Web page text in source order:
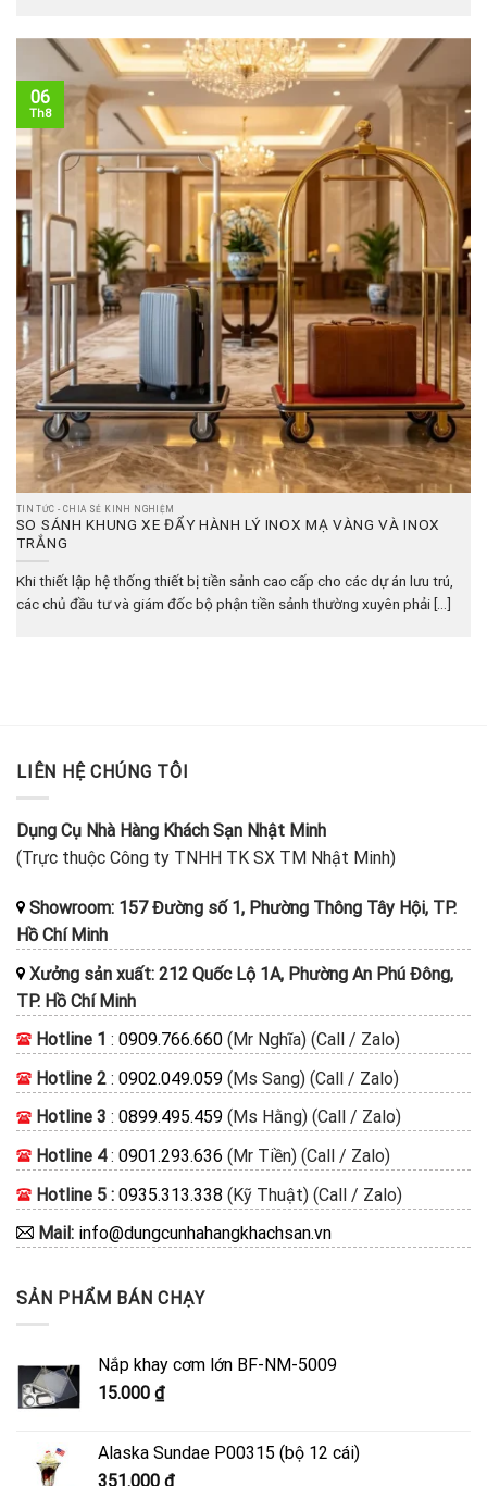
TIN TỨC - CHIA SẺ KINH NGHIỆM
SO SÁNH KHUNG XE ĐẨY HÀNH LÝ INOX MẠ VÀNG VÀ INOX
TRẮNG
Khi thiết lập hệ thống thiết bị tiền sảnh cao cấp cho các dự án lưu trú,
các chủ đầu tư và giám đốc bộ phận tiền sảnh thường xuyên phải [...]
06
Th8
LIÊN HỆ CHÚNG TÔI
Dụng Cụ Nhà Hàng Khách Sạn Nhật Minh
(Trực thuộc Công ty TNHH TK SX TM Nhật Minh)
Showroom: 157 Đường số 1, Phường Thông Tây Hội, TP.
Hồ Chí Minh
Xưởng sản xuất: 212 Quốc Lộ 1A, Phường An Phú Đông,
TP. Hồ Chí Minh
Hotline 1 : 0909.766.660 (Mr Nghĩa) (Call / Zalo)
Hotline 2 : 0902.049.059 (Ms Sang) (Call / Zalo)
Hotline 3 : 0899.495.459 (Ms Hằng) (Call / Zalo)
Hotline 4: 0901.293.636 (Mr Tiền) (Call / Zalo)
Hotline 5 : 0935.313.338 (Kỹ Thuật) (Call / Zalo)
Mail: info@dungcunhahangkhachsan.vn
SẢN PHẨM BÁN CHẠY
Nắp khay cơm lớn BF-NM-5009
15.000 ₫
Alaska Sundae P00315 (bộ 12 cái)
351.000 ₫